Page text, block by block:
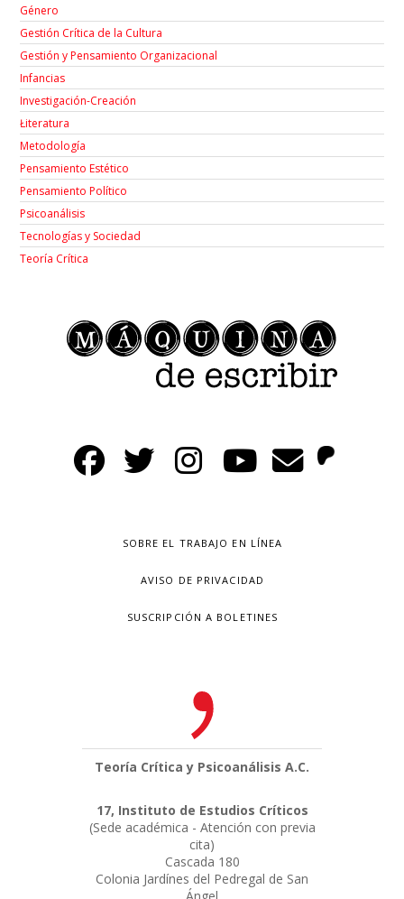
Género
Gestión Crítica de la Cultura
Gestión y Pensamiento Organizacional
Infancias
Investigación-Creación
Łiteratura
Metodología
Pensamiento Estético
Pensamiento Político
Psicoanálisis
Tecnologías y Sociedad
Teoría Crítica
SOBRE EL TRABAJO EN LÍNEA
AVISO DE PRIVACIDAD
SUSCRIPCIÓN A BOLETINES
Teoría Crítica y Psicoanálisis A.C.
17, Instituto de Estudios Críticos
(Sede académica - Atención con previa
cita)
Cascada 180
Colonia Jardínes del Pedregal de San